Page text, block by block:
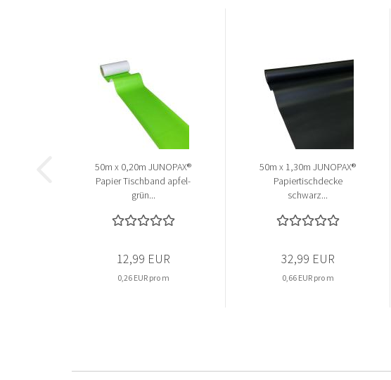
50m x 0,20m JUNOPAX®
Papier Tischband apfel-
grün...
12,99 EUR
0,26 EUR pro m
50m x 1,30m JUNOPAX®
Papiertischdecke
schwarz...
32,99 EUR
0,66 EUR pro m